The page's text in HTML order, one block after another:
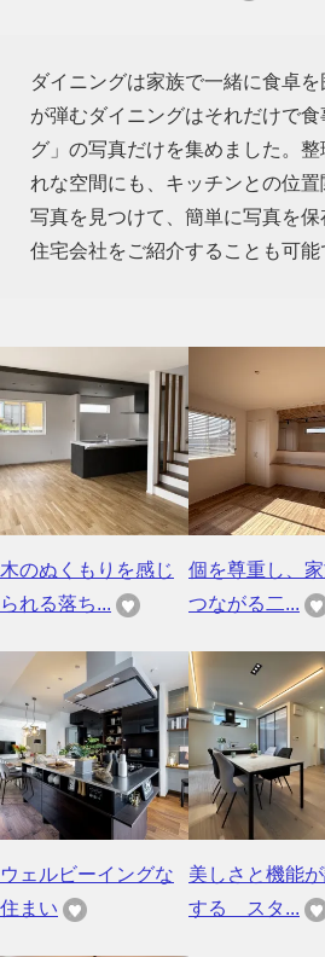
ダイニングは家族で一緒に食卓
が弾むダイニングはそれだけで
グ」の写真だけを集めました。
れな空間にも、キッチンとの位
写真を見つけて、簡単に写真を
住宅会社をご紹介することも可能
木のぬくもりを感じ
られる落ち...
個を尊重し、
つながる二...
ウェルビーイングな
住まい
美しさと機能
する スタ...